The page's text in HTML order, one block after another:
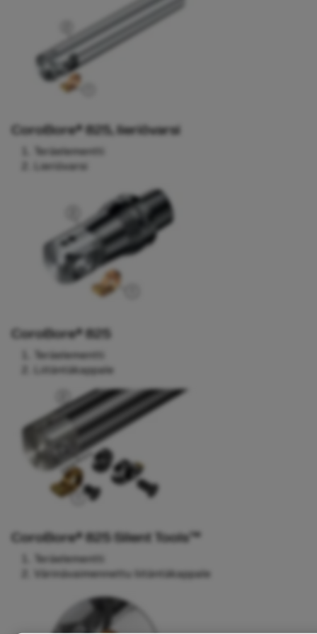
CoroBore® 825, lieriövarsi
Teräelementti
Lieriövarsi
CoroBore® 825
Teräelementti
Liitäntäkappale
CoroBore® 825 Silent Tools™
Teräelementti
Värinävaimennettu liitäntäkappale